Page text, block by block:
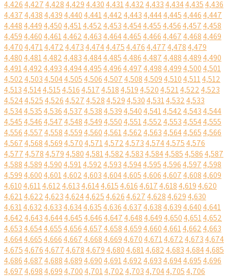
4,4264,4274,4284,4294,4304,4314,4324,4334,4344,4354,436
4,4374,4384,4394,4404,4414,4424,4434,4444,4454,4464,447
4,4484,4494,4504,4514,4524,4534,4544,4554,4564,4574,458
4,4594,4604,4614,4624,4634,4644,4654,4664,4674,4684,469
4,4704,4714,4724,4734,4744,4754,4764,4774,4784,479
4,4804,4814,4824,4834,4844,4854,4864,4874,4884,4894,490
4,4914,4924,4934,4944,4954,4964,4974,4984,4994,5004,501
4,5024,5034,5044,5054,5064,5074,5084,5094,5104,5114,512
4,5134,5144,5154,5164,5174,5184,5194,5204,5214,5224,523
4,5244,5254,5264,5274,5284,5294,5304,5314,5324,533
4,5344,5354,5364,5374,5384,5394,5404,5414,5424,5434,544
4,5454,5464,5474,5484,5494,5504,5514,5524,5534,5544,555
4,5564,5574,5584,5594,5604,5614,5624,5634,5644,5654,566
4,5674,5684,5694,5704,5714,5724,5734,5744,5754,576
4,5774,5784,5794,5804,5814,5824,5834,5844,5854,5864,587
4,5884,5894,5904,5914,5924,5934,5944,5954,5964,5974,598
4,5994,6004,6014,6024,6034,6044,6054,6064,6074,6084,609
4,6104,6114,6124,6134,6144,6154,6164,6174,6184,6194,620
4,6214,6224,6234,6244,6254,6264,6274,6284,6294,630
4,6314,6324,6334,6344,6354,6364,6374,6384,6394,6404,641
4,6424,6434,6444,6454,6464,6474,6484,6494,6504,6514,652
4,6534,6544,6554,6564,6574,6584,6594,6604,6614,6624,663
4,6644,6654,6664,6674,6684,6694,6704,6714,6724,6734,674
4,6754,6764,6774,6784,6794,6804,6814,6824,6834,6844,685
4,6864,6874,6884,6894,6904,6914,6924,6934,6944,6954,696
4,6974,6984,6994,7004,7014,7024,7034,7044,7054,706